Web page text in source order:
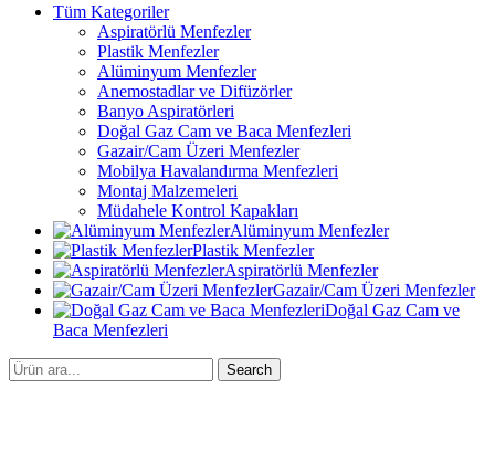
Tüm Kategoriler
Aspiratörlü Menfezler
Plastik Menfezler
Alüminyum Menfezler
Anemostadlar ve Difüzörler
Banyo Aspiratörleri
Doğal Gaz Cam ve Baca Menfezleri
Gazair/Cam Üzeri Menfezler
Mobilya Havalandırma Menfezleri
Montaj Malzemeleri
Müdahele Kontrol Kapakları
Alüminyum Menfezler
Plastik Menfezler
Aspiratörlü Menfezler
Gazair/Cam Üzeri Menfezler
Doğal Gaz Cam ve
Baca Menfezleri
Search